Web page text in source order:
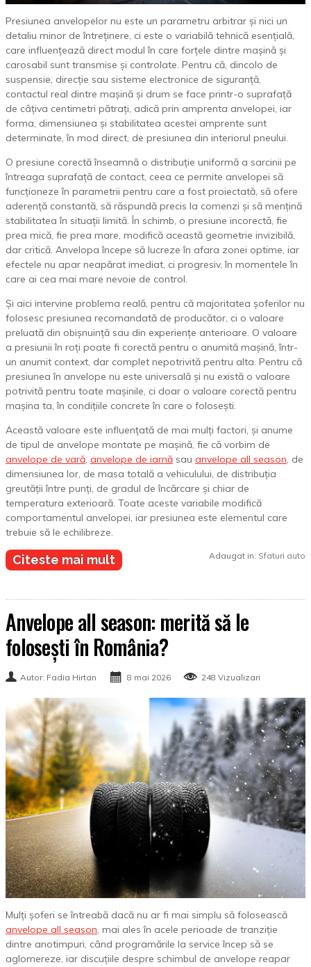
Presiunea anvelopelor nu este un parametru arbitrar și nici un
detaliu minor de întreținere, ci este o variabilă tehnică esențială,
care influențează direct modul în care forțele dintre mașină și
carosabil sunt transmise și controlate. Pentru că, dincolo de
suspensie, direcție sau sisteme electronice de siguranță,
contactul real dintre mașină și drum se face printr-o suprafață
de câțiva centimetri pătrați, adică prin amprenta anvelopei, iar
forma, dimensiunea și stabilitatea acestei amprente sunt
determinate, în mod direct, de presiunea din interiorul pneului.
O presiune corectă înseamnă o distribuție uniformă a sarcinii pe
întreaga suprafață de contact, ceea ce permite anvelopei să
funcționeze în parametrii pentru care a fost proiectată, să ofere
aderență constantă, să răspundă precis la comenzi și să mențină
stabilitatea în situații limită. În schimb, o presiune incorectă, fie
prea mică, fie prea mare, modifică această geometrie invizibilă,
dar critică. Anvelopa începe să lucreze în afara zonei optime, iar
efectele nu apar neapărat imediat, ci progresiv, în momentele în
care ai cea mai mare nevoie de control.
Și aici intervine problema reală, pentru că majoritatea șoferilor nu
folosesc presiunea recomandată de producător, ci o valoare
preluată din obișnuință sau din experiențe anterioare. O valoare
a presiunii în roți poate fi corectă pentru o anumită mașină, într-
un anumit context, dar complet nepotrivită pentru alta. Pentru că
presiunea în anvelope nu este universală și nu există o valoare
potrivită pentru toate mașinile, ci doar o valoare corectă pentru
mașina ta, în condițiile concrete în care o folosești.
Această valoare este influențată de mai mulți factori, și anume
de tipul de anvelope montate pe mașină, fie că vorbim de
anvelope de vară, anvelope de iarnă sau anvelope all season, de
dimensiunea lor, de masa totală a vehiculului, de distribuția
greutății între punți, de gradul de încărcare și chiar de
temperatura exterioară. Toate aceste variabile modifică
comportamentul anvelopei, iar presiunea este elementul care
trebuie să le echilibreze.
Citeste mai mult Adaugat in: Sfaturi auto
Anvelope all season: merită să le
folosești în România?
Autor: Fadia Hirtan 8 mai 2026 248 Vizualizari
Mulți șoferi se întreabă dacă nu ar fi mai simplu să folosească
anvelope all season, mai ales în acele perioade de tranziție
dintre anotimpuri, când programările la service încep să se
aglomereze, iar discuțiile despre schimbul de anvelope reapar